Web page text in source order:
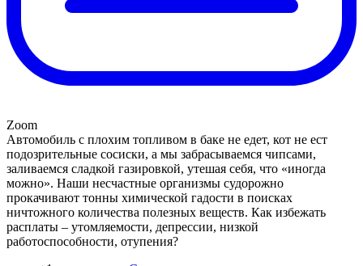
Zoom
Автомобиль с плохим топливом в баке не едет, кот не ест
подозрительные сосиски, а мы забрасываемся чипсами,
заливаемся сладкой газировкой, утешая себя, что «иногда
можно». Наши несчастные организмы судорожно
прокачивают тонны химической гадости в поисках
ничтожного количества полезных веществ. Как избежать
расплаты – утомляемости, депрессии, низкой
работоспособности, отупения?